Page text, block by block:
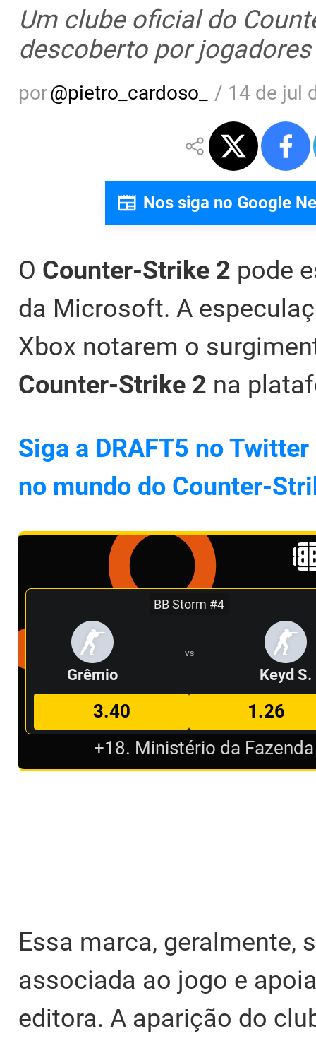
Um clube oficial do
descoberto por jogadores
por@pietro_cardoso_ / 14 de jul
Nos siga no Google
O Counter-Strike 2 pode
da Microsoft. A
Xbox notarem o
Counter-Strike 2 na
Siga a DRAFT5 no
no mundo do Counter-
BB Storm #4
Grêmio
VS
Keyd S.
3.40
1.26
+18. Ministério da
Essa marca, geralmente,
associada ao jogo e
editora. A aparição do